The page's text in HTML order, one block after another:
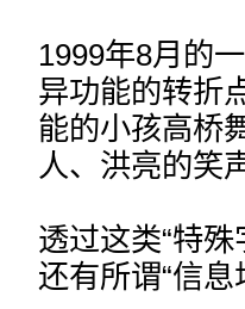
1999年8月的
异功能的转折
能的小孩高桥
人、洪亮的笑
透过这类“特
还有所谓“信息